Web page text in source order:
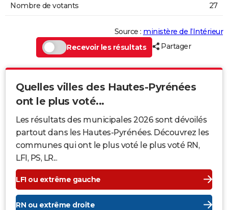
Nombre de votants 27
Source : ministère de l’Intérieur
Recevoir les résultats
Partager
Quelles villes des Hautes-Pyrénées
ont le plus voté...
Les résultats des municipales 2026 sont dévoilés
partout dans les Hautes-Pyrénées. Découvrez les
communes qui ont le plus voté le plus voté RN,
LFI, PS, LR...
LFI ou extrême gauche
RN ou extrême droite